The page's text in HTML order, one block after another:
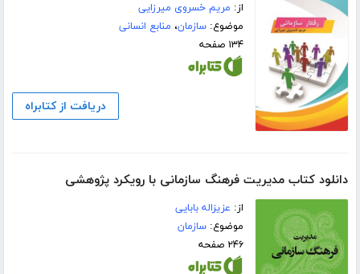
از: مریم خسروی میرزایی
موضوع:سازمان، منابع انسانی
۱۳۴ صفحه
دریافت از کتابراه
دانلود کتاب مدیریت فرهنگ سازمانی با رویکرد پژوهشی
از: عزیزاله بابایی
موضوع:سازمان
۲۴۶ صفحه